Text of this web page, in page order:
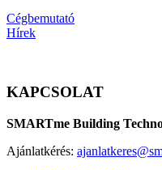
Cégbemutató
Hírek
KAPCSOLAT
SMARTme Building
Ajánlatkérés: